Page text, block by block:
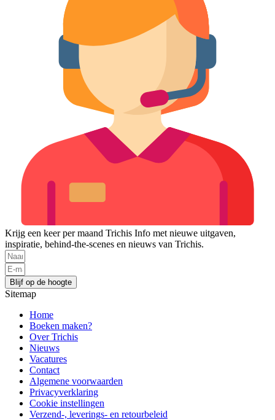
Krijg een keer per maand Trichis Info met nieuwe uitgaven,
inspiratie, behind-the-scenes en nieuws van Trichis.
Blijf op de hoogte
Sitemap
Home
Boeken maken?
Over Trichis
Nieuws
Vacatures
Contact
Algemene voorwaarden
Privacyverklaring
Cookie instellingen
Verzend-, leverings- en retourbeleid